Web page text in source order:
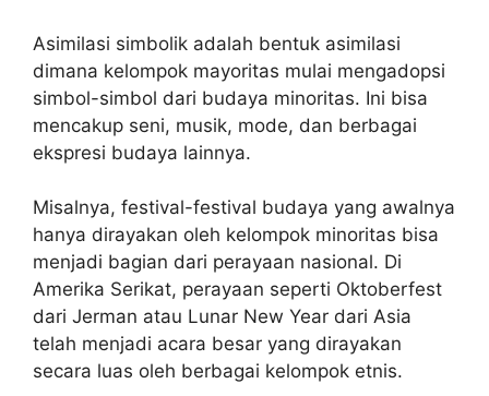
Asimilasi simbolik adalah bentuk asimilasi
dimana kelompok mayoritas mulai mengadopsi
simbol-simbol dari budaya minoritas. Ini bisa
mencakup seni, musik, mode, dan berbagai
ekspresi budaya lainnya.
Misalnya, festival-festival budaya yang awalnya
hanya dirayakan oleh kelompok minoritas bisa
menjadi bagian dari perayaan nasional. Di
Amerika Serikat, perayaan seperti Oktoberfest
dari Jerman atau Lunar New Year dari Asia
telah menjadi acara besar yang dirayakan
secara luas oleh berbagai kelompok etnis.